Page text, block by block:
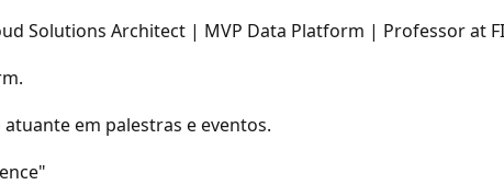
Solutions Architect | MVP Data Platform | Professor at
em palestras e eventos.